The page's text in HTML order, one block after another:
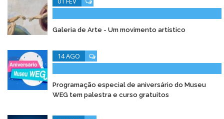
Galeria de Arte - Um movimento artístico
14 AGO
Programação especial de aniversário do Museu
WEG tem palestra e curso gratuitos